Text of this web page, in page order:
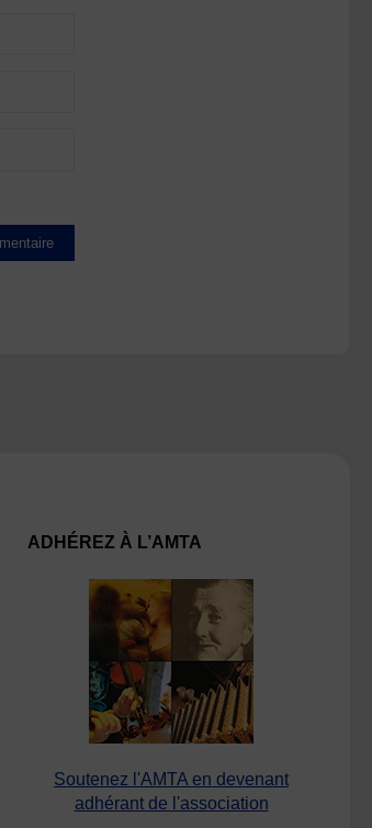
ADHÉREZ À L’AMTA
Soutenez l'AMTA en devenant
adhérant de l'association